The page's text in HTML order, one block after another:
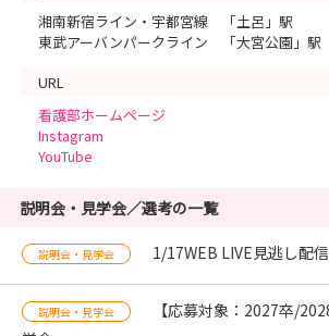
湘南新宿ライン・宇都宮線 「土呂」駅
東武アーバンパークライン 「大宮公園」
URL
看護部ホームページ
Instagram
YouTube
説明会・見学会／選考の一覧
説明会・見学会 1/17WEB LIVE見逃し配
説明会・見学会
【応募対象：2027卒/